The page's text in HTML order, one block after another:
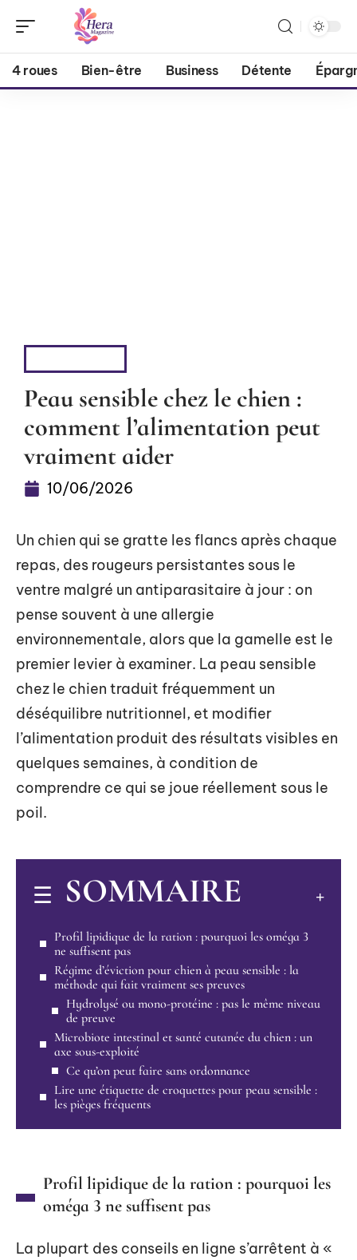
4 roues Bien-être Business Détente
Peau sensible chez le chien :
comment l’alimentation peut
vraiment aider
10/06/2026
Un chien qui se gratte les flancs après chaque
repas, des rougeurs persistantes sous le
ventre malgré un antiparasitaire à jour : on
pense souvent à une allergie
environnementale, alors que la gamelle est le
premier levier à examiner. La peau sensible
chez le chien traduit fréquemment un
déséquilibre nutritionnel, et modifier
l’alimentation produit des résultats visibles en
quelques semaines, à condition de
comprendre ce qui se joue réellement sous le
poil.
SOMMAIRE
Profil lipidique de la ration : pourquoi les oméga 3
ne suffisent pas
Régime d’éviction pour chien à peau sensible : la
méthode qui fait vraiment ses preuves
Hydrolysé ou mono-protéine : pas le même niveau
de preuve
Microbiote intestinal et santé cutanée du chien : un
axe sous-exploité
Ce qu’on peut faire sans ordonnance
Lire une étiquette de croquettes pour peau sensible :
les pièges fréquents
Profil lipidique de la ration : pourquoi les
oméga 3 ne suffisent pas
La plupart des conseils en ligne s’arrêtent à «